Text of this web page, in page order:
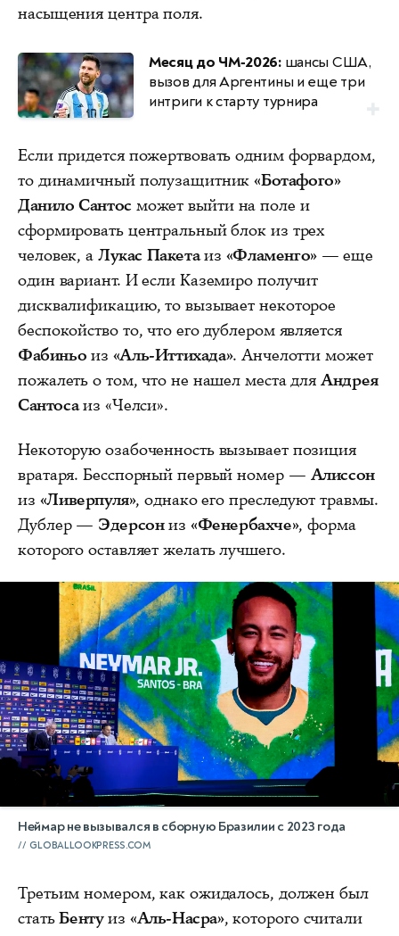
насыщения центра поля.
Месяц до ЧМ‑2026:шансы США,
вызов для Аргентины и еще три
интриги к старту турнира
Если придется пожертвовать одним форвардом,
то динамичный полузащитник«Ботафого»
Данило Сантос может выйти на поле и
сформировать центральный блок из трех
человек, а Лукас Пакетаиз «Фламенго»— еще
один вариант. И если Каземиро получит
дисквалификацию, то вызывает некоторое
беспокойство то, что его дублером является
Фабиньо из «Аль-Иттихада». Анчелотти может
пожалеть о том, что не нашел места дляАндрея
Сантосаиз «Челси».
Некоторую озабоченность вызывает позиция
вратаря. Бесспорный первый номер — Алиссон
из «Ливерпуля», однако его преследуют травмы.
Дублер — Эдерсониз «Фенербахче», форма
которого оставляет желать лучшего.
Неймар не вызывался в сборную Бразилии с 2023 года
GLOBALLOOKPRESS.COM
Третьим номером, как ожидалось, должен был
статьБентуиз«Аль-Насра», которого считали